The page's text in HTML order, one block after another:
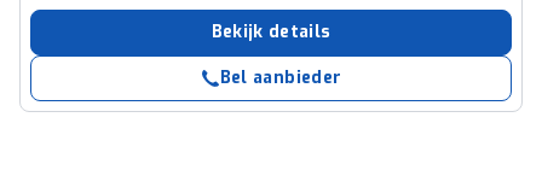
Bekijk details
Bel aanbieder